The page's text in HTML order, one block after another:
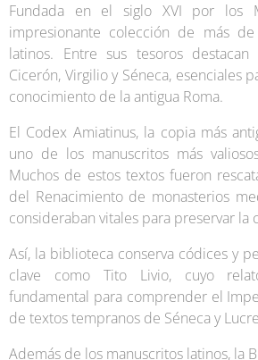
Fundada en el siglo XVI por los
impresionante colección de más
latinos. Entre sus tesoros
Cicerón, Virgilio y Séneca, esenciales
conocimiento de la antigua Roma.
El Codex Amiatinus, la copia más
uno de los manuscritos más
Muchos de estos textos fueron
del Renacimiento de monasterios
consideraban vitales para preservar la
Así, la biblioteca conserva códices y
clave como Tito Livio, cuyo
fundamental para comprender el
de textos tempranos de Séneca y
Además de los manuscritos latinos, la